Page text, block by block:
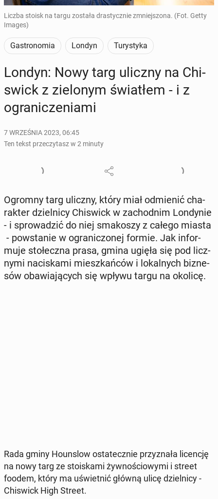
Liczba stoisk na targu została drastycznie zmniejszona. (Fot. Getty
Images)
Gastronomia Londyn Turystyka
Londyn: Nowy targ uliczny na Chi­
swick z zie­lo­nym świa­tłem - i z
ogra­ni­cze­nia­mi
7 WRZEŚNIA 2023, 06:45
Ten tekst przeczytasz w 2 minuty
Ogromny targ uliczny, który miał od­mie­nić cha­
rak­ter dziel­ni­cy Chi­swick w za­chod­nim Lon­dy­nie
- i spro­wa­dzić do niej sma­ko­szy z całego miasta
- po­wsta­nie w ogra­ni­czo­nej formie. Jak in­for­
mu­je sto­łecz­na prasa, gmina ugięła się pod licz­
ny­mi na­ci­ska­mi miesz­kań­ców i lo­kal­nych biz­ne­
sów oba­wia­ją­cych się wpływu targu na okolicę.
Rada gminy Ho­un­slow osta­tecz­nie przy­zna­ła li­cen­cję
na nowy targ ze sto­iska­mi żyw­no­ścio­wy­mi i street
foodem, który ma uświet­nić główną ulicę dziel­ni­cy -
Chi­swick High Street.